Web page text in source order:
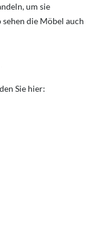
um sie
die Möbel auch
Sie hier: